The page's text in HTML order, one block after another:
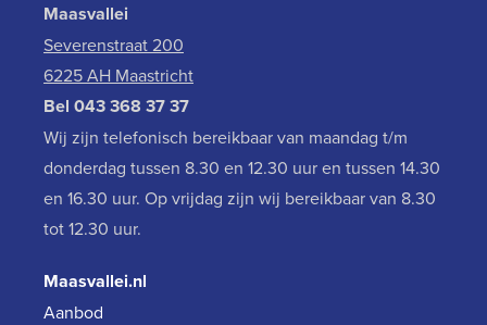
Maasvallei
Severenstraat 200
6225 AH Maastricht
Bel 043 368 37 37
Wij zijn telefonisch bereikbaar van maandag t/m
donderdag tussen 8.30 en 12.30 uur en tussen 14.30
en 16.30 uur. Op vrijdag zijn wij bereikbaar van 8.30
tot 12.30 uur.
Maasvallei.nl
Aanbod